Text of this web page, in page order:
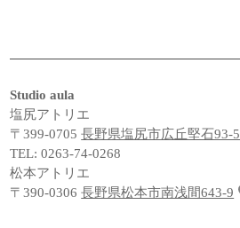
Studio aula
塩尻アトリエ
〒399-0705 長野県塩尻市広丘堅石93-5
TEL:0263-74-0268
松本アトリエ
〒390-0306 長野県松本市南浅間643-9